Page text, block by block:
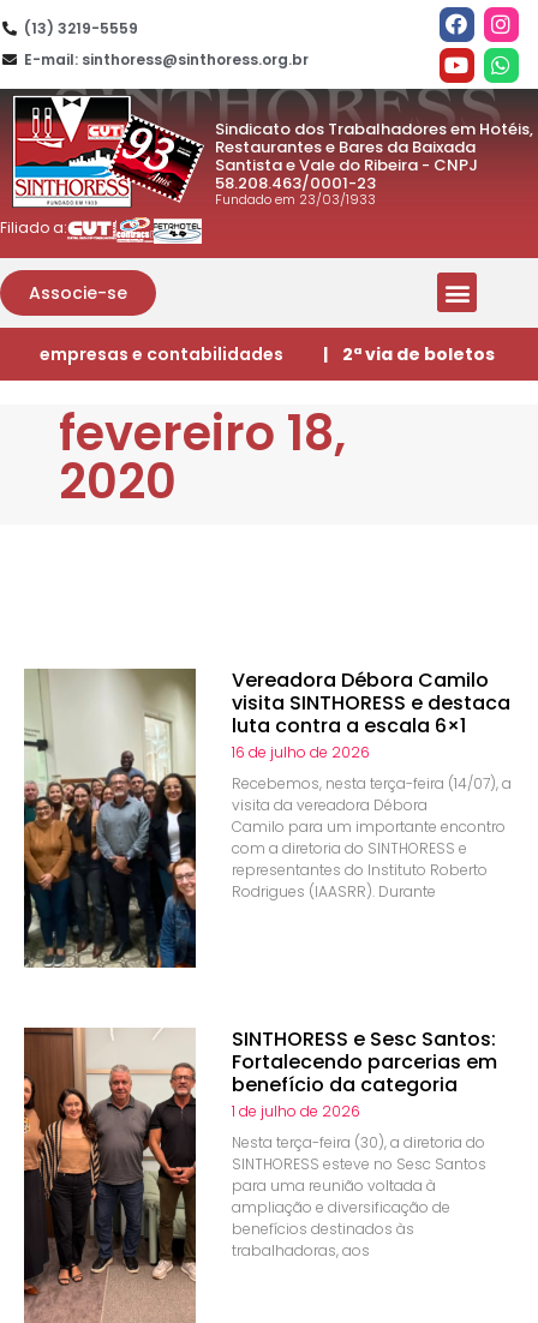
(13) 3219-5559
E-mail: sinthoress@sinthoress.org.br
Sindicato dos Trabalhadores em Hotéis,
Restaurantes e Bares da Baixada
Santista e Vale do Ribeira - CNPJ
58.208.463/0001-23
Fundado em 23/03/1933
Filiado a:
Associe-se
empresas e contabilidades | 2ª via de boletos
fevereiro 18,
2020
Vereadora Débora Camilo
visita SINTHORESS e destaca
luta contra a escala 6×1
16 de julho de 2026
Recebemos, nesta terça-feira (14/07), a
visita da vereadora Débora
Camilo para um importante encontro
com a diretoria do SINTHORESS e
representantes do Instituto Roberto
Rodrigues (IAASRR). Durante
SINTHORESS e Sesc Santos:
Fortalecendo parcerias em
benefício da categoria
1 de julho de 2026
Nesta terça-feira (30), a diretoria do
SINTHORESS esteve no Sesc Santos
para uma reunião voltada à
ampliação e diversificação de
benefícios destinados às
trabalhadoras, aos